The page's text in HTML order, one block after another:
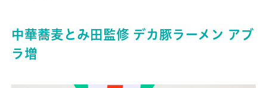
中華蕎麦とみ田監修 デカ豚ラーメン アブ
ラ増